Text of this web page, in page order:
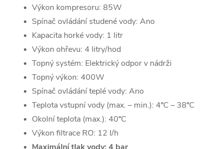
Výkon kompresoru: 85W
Spínač ovládání studené vody: Ano
Kapacita horké vody: 1 litr
Výkon ohřevu: 4 litry/hod
Topný systém: Elektrický odpor v nádrži
Topný výkon: 400W
Spínač ovládání teplé vody: Ano
Teplota vstupní vody (max. – min.): 4ºC – 38ºC
Okolní teplota (max.): 40ºC
Výkon filtrace RO: 12 l/h